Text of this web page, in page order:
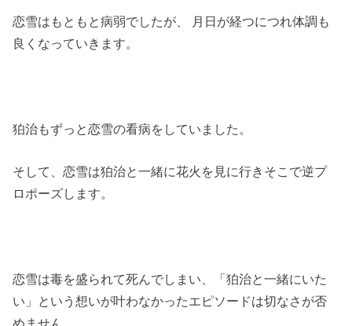
恋雪はもともと病弱でしたが、 月日が経つにつれ体調も
良くなっていきます。
狛治もずっと恋雪の看病をしていました。
そして、恋雪は狛治と一緒に花火を見に行きそこで逆プ
ロポーズします。
恋雪は毒を盛られて死んでしまい、「狛治と一緒にいた
い」という想いが叶わなかったエピソードは切なさが否
めません。